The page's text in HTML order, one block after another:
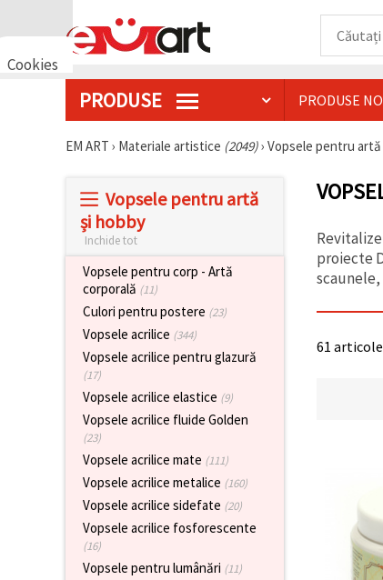
Cookies
PRODUSE PRODUSE
EM ART › Materiale artistice (2049)› Vopsele pentru artă
Vopsele pentru artă
și hobby
Inchide tot
Vopsele pentru corp - Artă
corporală (11)
Culori pentru postere (23)
Vopsele acrilice (344)
Vopsele acrilice pentru glazură
(17)
Vopsele acrilice elastice (9)
Vopsele acrilice fluide Golden
(23)
Vopsele acrilice mate (111)
Vopsele acrilice metalice (160)
Vopsele acrilice sidefate (20)
Vopsele acrilice fosforescente
(16)
Vopsele pentru lumânări (11)
proiecte
61